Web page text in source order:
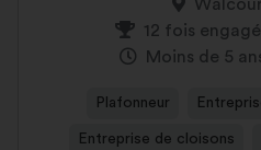
12 fois
Moins de 5
Plafonneur
Entreprise de cloisons